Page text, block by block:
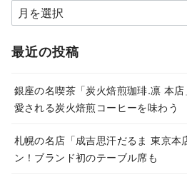
ア
ー
カ
ブ
最近の投稿
銀座の名喫茶「炭火焙煎珈琲.凛 本
愛される炭火焙煎コーヒーを味わう
札幌の名店「成吉思汗だるま 東京本
ン！ブランド初のテーブル席も